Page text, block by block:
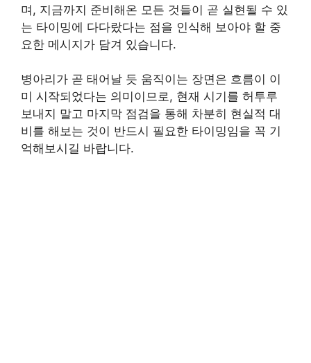
며, 지금까지 준비해온 모든 것들이 곧 실현될 수 있
는 타이밍에 다다랐다는 점을 인식해 보아야 할 중
요한 메시지가 담겨 있습니다.
병아리가 곧 태어날 듯 움직이는 장면은 흐름이 이
미 시작되었다는 의미이므로, 현재 시기를 허투루
보내지 말고 마지막 점검을 통해 차분히 현실적 대
비를 해보는 것이 반드시 필요한 타이밍임을 꼭 기
억해보시길 바랍니다.